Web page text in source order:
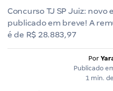
Concurso TJ SP Juiz: novo
publicado em breve! A
é de R$ 28.883,97
Por
Publicado
1 min.